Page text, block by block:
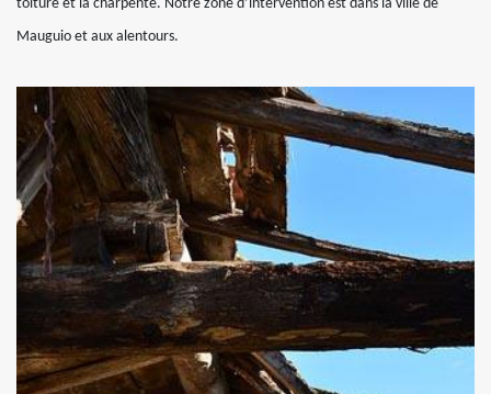
toiture et la charpente. Notre zone d’intervention est dans la ville de
Mauguio et aux alentours.